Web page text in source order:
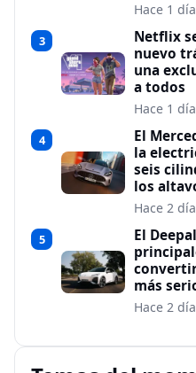
Hace 1 día
3
Netflix
nuevo
una
a todos
Hace 1 día
4
El
la
seis
los
Hace 2
5
El
más
Hace 2